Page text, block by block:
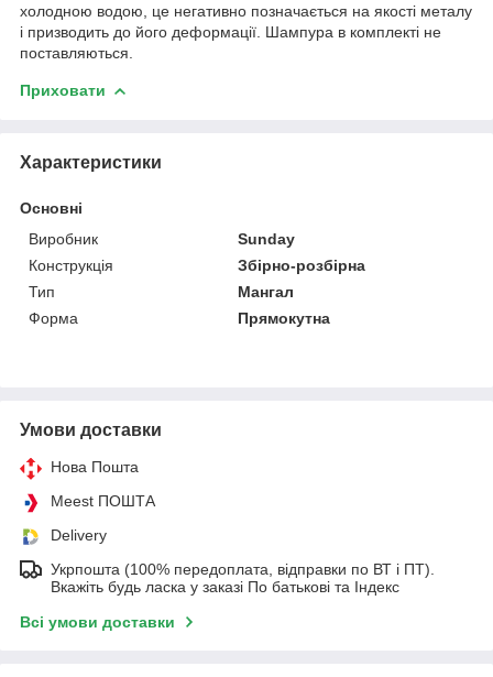
холодною водою, це негативно позначається на якості металу
і призводить до його деформації. Шампура в комплекті не
поставляються.
Приховати
Характеристики
Основні
Виробник
Sunday
Конструкція
Збірно-розбірна
Тип
Мангал
Форма
Прямокутна
Умови доставки
Нова Пошта
Meest ПОШТА
Delivery
Укрпошта (100% передоплата, відправки по ВТ і ПТ).
Вкажіть будь ласка у заказі По батькові та Індекс
Всі умови доставки